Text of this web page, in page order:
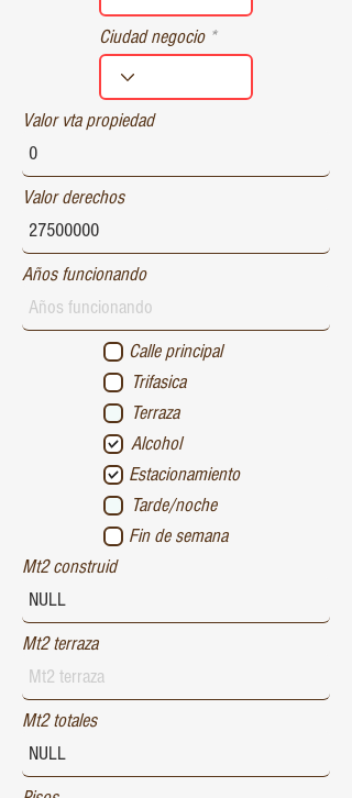
Ciudad negocio
Valor vta propiedad
Valor derechos
Años funcionando
Calle principal
Trifasica
Terraza
Alcohol
Estacionamiento
Tarde/noche
Fin de semana
Mt2 construid
Mt2 terraza
Mt2 totales